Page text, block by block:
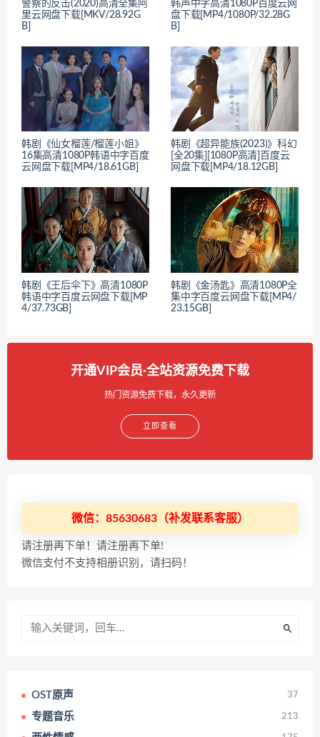
警察的反击(2020)高清全集阿
里云网盘下载[MKV/28.92G
B]
韩声中字高清1080P百度云网
盘下载[MP4/1080P/32.28G
B]
韩剧《仙女榴莲/榴莲小姐》
16集高清1080P韩语中字百度
云网盘下载[MP4/18.61GB]
韩剧《超异能族(2023)》科幻
[全20集][1080P高清]百度云
网盘下载[MP4/18.12GB]
韩剧《王后伞下》高清1080P
韩语中字百度云网盘下载[MP
4/37.73GB]
韩剧《金汤匙》高清1080P全
集中字百度云网盘下载[MP4/
23.15GB]
开通VIP会员·全站资源免费下载
热门资源免费下载，永久更新
立即查看
微信：85630683（补发联系客服）
请注册再下单！请注册再下单!
微信支付不支持相册识别，请扫码！
OST原声 37
专题音乐 213